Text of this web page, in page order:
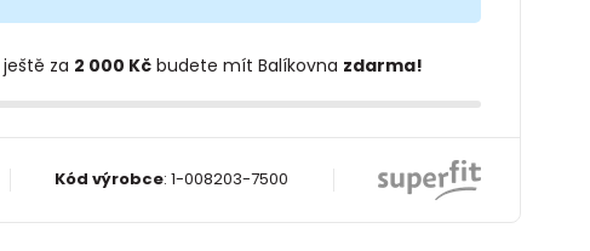
za 2 000 Kčbudete mít Balíkovna zdarma!
Kód výrobce:1-008203-7500